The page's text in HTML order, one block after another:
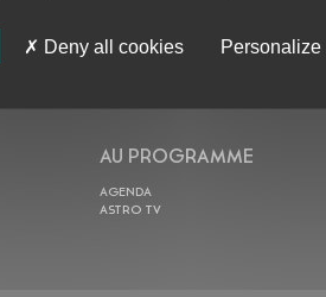
AU PROGRAMME
AGENDA
ASTRO TV
Deny all cookies Personalize